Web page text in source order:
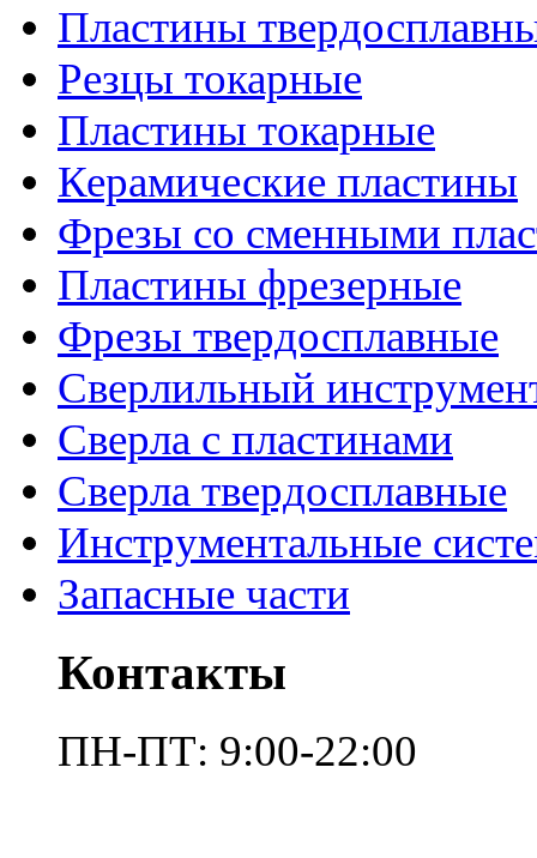
Пластины
Резцы токарные
Пластины токарные
Керамические пластины
Фрезы со сменными
Пластины фрезерные
Фрезы твердосплавные
Сверлильный
Сверла с пластинами
Сверла твердосплавные
Инструментальные
Запасные части
Контакты
ПН-ПТ: 9:00-22:00